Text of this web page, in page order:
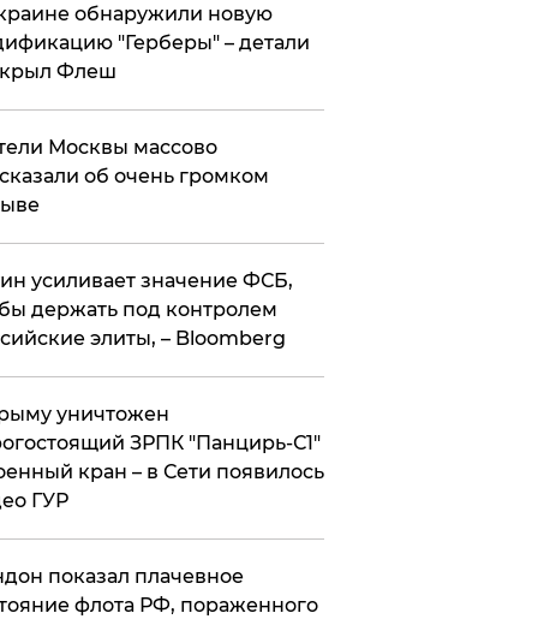
обнаружили новую
"Герберы" – детали
Флеш
Москвы массово
об очень громком
усиливает значение ФСБ,
держать под контролем
элиты, – Bloomberg
уничтожен
ЗРПК "Панцирь-С1"
кран – в Сети появилось
ГУР
показал плачевное
флота РФ, пораженного